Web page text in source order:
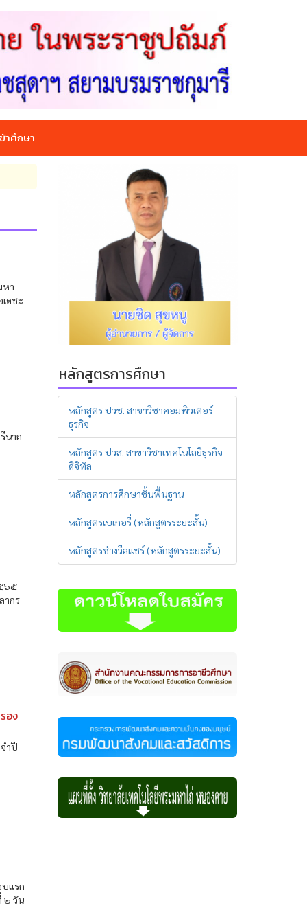
าศึกษา
หา
ดชะ
นาถ
๖๕
ากร
อง
ำปี
แรก
๒ วัน
หลักสูตรการศึกษา
หลักสูตร ปวช. สาขาวิชาคอมพิวเตอร์
ธุรกิจ
หลักสูตร ปวส. สาขาวิชาเทคโนโลยีธุรกิจ
ดิจิทัล
หลักสูตรการศึกษาชั้นพื้นฐาน
หลักสูตรเบเกอรี่ (หลักสูตรระยะสั้น)
หลักสูตรช่างวีลแชร์ (หลักสูตรระยะสั้น)